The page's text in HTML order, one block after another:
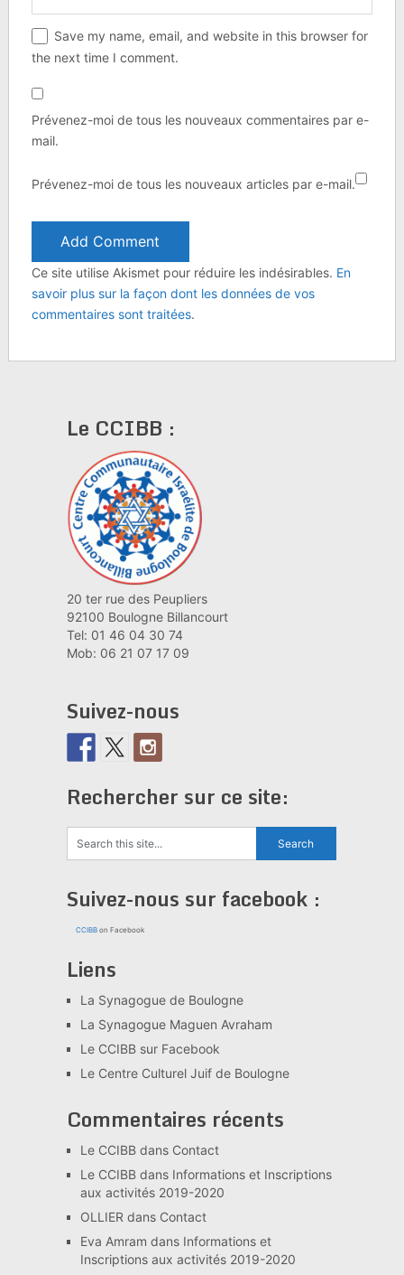
Save my name, email, and website in this browser for
the next time I comment.
Prévenez-moi de tous les nouveaux commentaires par e-
mail.
Prévenez-moi de tous les nouveaux articles par e-mail.
Ce site utilise Akismet pour réduire les indésirables. En
savoir plus sur la façon dont les données de vos
commentaires sont traitées.
Le CCIBB :
20 ter rue des Peupliers
92100 Boulogne Billancourt
Tel: 01 46 04 30 74
Mob: 06 21 07 17 09
Suivez-nous
Rechercher sur ce site:
Suivez-nous sur facebook :
CCIBBon Facebook
Liens
La Synagogue de Boulogne
La Synagogue Maguen Avraham
Le CCIBB sur Facebook
Le Centre Culturel Juif de Boulogne
Commentaires récents
Le CCIBBdans Contact
Le CCIBBdans Informations et Inscriptions
aux activités 2019-2020
OLLIER dans Contact
Eva Amram dans Informations et
Inscriptions aux activités 2019-2020